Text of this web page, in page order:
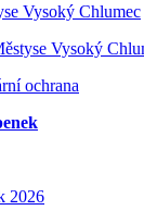
Vysoký Chlumec
Vysoký
ochrana
2026